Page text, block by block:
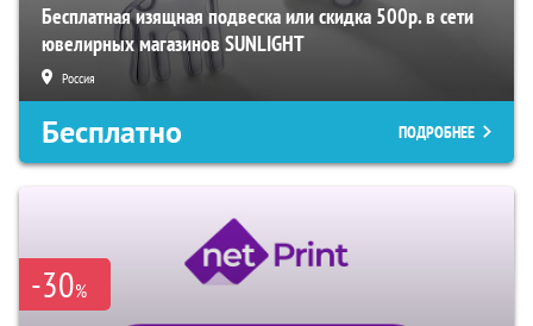
Бесплатная изящная подвеска или скидка 500р. в сети
ювелирных магазинов SUNLIGHT
Россия
Бесплатно ПОДРОБНЕЕ
-30%